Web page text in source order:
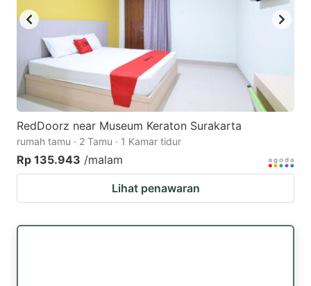
RedDoorz near Museum Keraton Surakarta
rumah tamu · 2 Tamu · 1 Kamar tidur
Rp 135.943 /malam
Lihat penawaran